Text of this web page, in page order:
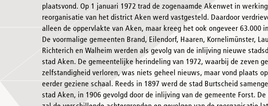
plaatsvond. Op 1 januari 1972 trad de zogenaamde Akenwet in
reorganisatie van het district Aken werd vastgesteld. Daardoor
alleen de oppervlakte van Aken, maar kreeg het ook ongeveer 63.000
De voormalige gemeenten Brand, Eilendorf, Haaren, Kornelimünster,
Richterich en Walheim werden als gevolg van de inlijving nieuwe
stad Aken. De gemeentelijke herindeling van 1972, waarbij de zeven
zelfstandigheid verloren, was niets geheel nieuws, maar vond plaats
eerder geziene schaal. Reeds in 1897 werd de stad Burtscheid
stad Aken, in 1906 gevolgd door de inlijving van de gemeente Forst.